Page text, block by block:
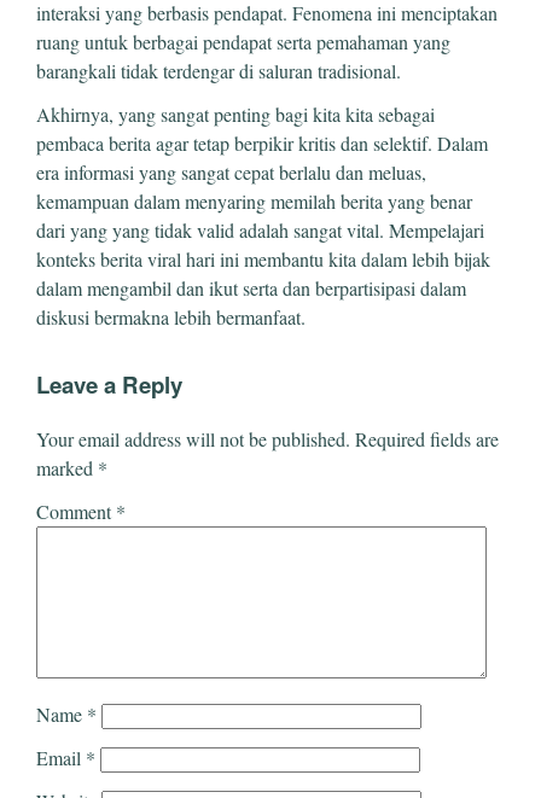
interaksi yang berbasis pendapat. Fenomena ini menciptakan
ruang untuk berbagai pendapat serta pemahaman yang
barangkali tidak terdengar di saluran tradisional.
Akhirnya, yang sangat penting bagi kita kita sebagai
pembaca berita agar tetap berpikir kritis dan selektif. Dalam
era informasi yang sangat cepat berlalu dan meluas,
kemampuan dalam menyaring memilah berita yang benar
dari yang yang tidak valid adalah sangat vital. Mempelajari
konteks berita viral hari ini membantu kita dalam lebih bijak
dalam mengambil dan ikut serta dan berpartisipasi dalam
diskusi bermakna lebih bermanfaat.
Leave a Reply
Your email address will not be published. Required fields are
marked *
Comment*
Name *
Email *